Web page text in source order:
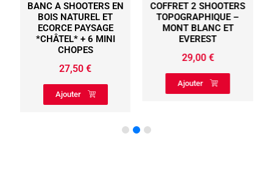
BANC A SHOOTERS EN
BOIS NATUREL ET
ECORCE PAYSAGE
*CHÂTEL* + 6 MINI
CHOPES
27,50 €
Ajouter
COFFRET 2 SHOOTERS
TOPOGRAPHIQUE –
MONT BLANC ET
EVEREST
29,00€
Ajouter